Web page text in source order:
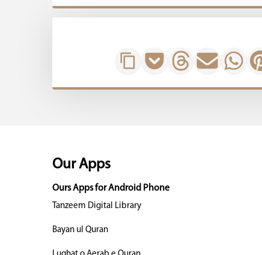
Our Apps
Ours Apps for Android Phone
Tanzeem Digital Library
Bayan ul Quran